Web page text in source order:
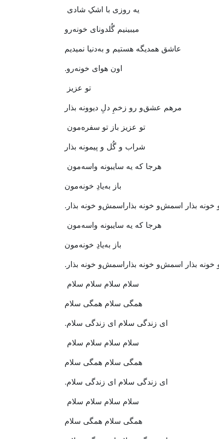
یه‭ ‬روزی‭ ‬با‭ ‬اشکِ‭ ‬شادی‭ ‬
میبینیم‭ ‬گُلدونای‭ ‬خونه‌رو
عاشق‭ ‬همدیگه‭ ‬هستیم‭ ‬و‭ ‬به‌دنیا‭ ‬نمیدیم
اون‭ ‬هوای‭ ‬خونه‌رو‭.‬
تو‭ ‬عزیز‭ ‬
مرهم‭ ‬عشق‌و‭ ‬رو‭ ‬زخمِ‭ ‬دلِ‭ ‬دیوونه‭ ‬بذار
تو‭ ‬عزیز‭ ‬باز‭ ‬تو‭ ‬سفره‌مون‭ ‬
شراب‭ ‬و‭ ‬گُل‭ ‬و‭ ‬پیمونه‭ ‬بذار
هرجا‭ ‬که‭ ‬یه‭ ‬سایبونه‭ ‬واسه‌مون‭ ‬
باز‭ ‬به‌یادِ‭ ‬خونه‌مون
هرجا‭ ‬که‭ ‬یه‭ ‬سایبونه‭ ‬واسه‌مون‭ ‬
باز‭ ‬به‌یادِ‭ ‬خونه‌مون
سلام‭ ‬سلام‭ ‬سلام‭ ‬سلام‭ ‬
همگی‭ ‬سلام‭ ‬همگی‭ ‬سلام
ای‭ ‬زندگی‭ ‬سلام‭ ‬ای‭ ‬زندگی‭ ‬سلام‭.‬
سلام‭ ‬سلام‭ ‬سلام‭ ‬سلام‭ ‬
همگی‭ ‬سلام‭ ‬همگی‭ ‬سلام
ای‭ ‬زندگی‭ ‬سلام‭ ‬ای‭ ‬زندگی‭ ‬سلام‭.‬
سلام‭ ‬سلام‭ ‬سلام‭ ‬سلام‭ ‬
همگی‭ ‬سلام‭ ‬همگی‭ ‬سلام